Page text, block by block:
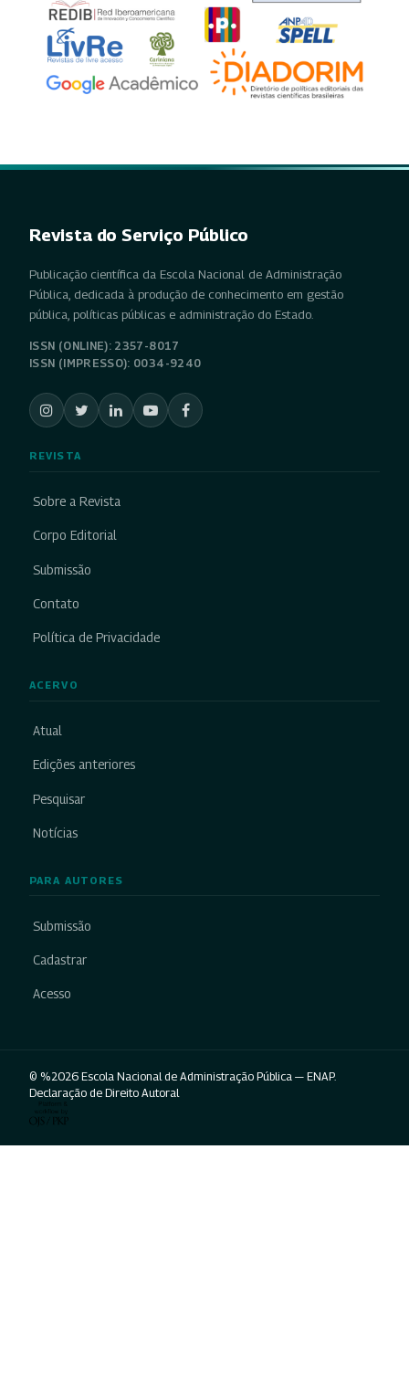
Revista do Serviço Público
Publicação científica da Escola Nacional de Administração
Pública, dedicada à produção de conhecimento em gestão
pública, políticas públicas e administração do Estado.
ISSN (ONLINE): 2357-8017
ISSN (IMPRESSO): 0034-9240
REVISTA
Sobre a Revista
Corpo Editorial
Submissão
Contato
Política de Privacidade
ACERVO
Atual
Edições anteriores
Pesquisar
Notícias
PARA AUTORES
Submissão
Cadastrar
Acesso
© %2026 Escola Nacional de Administração Pública — ENAP.
Declaração de Direito Autoral